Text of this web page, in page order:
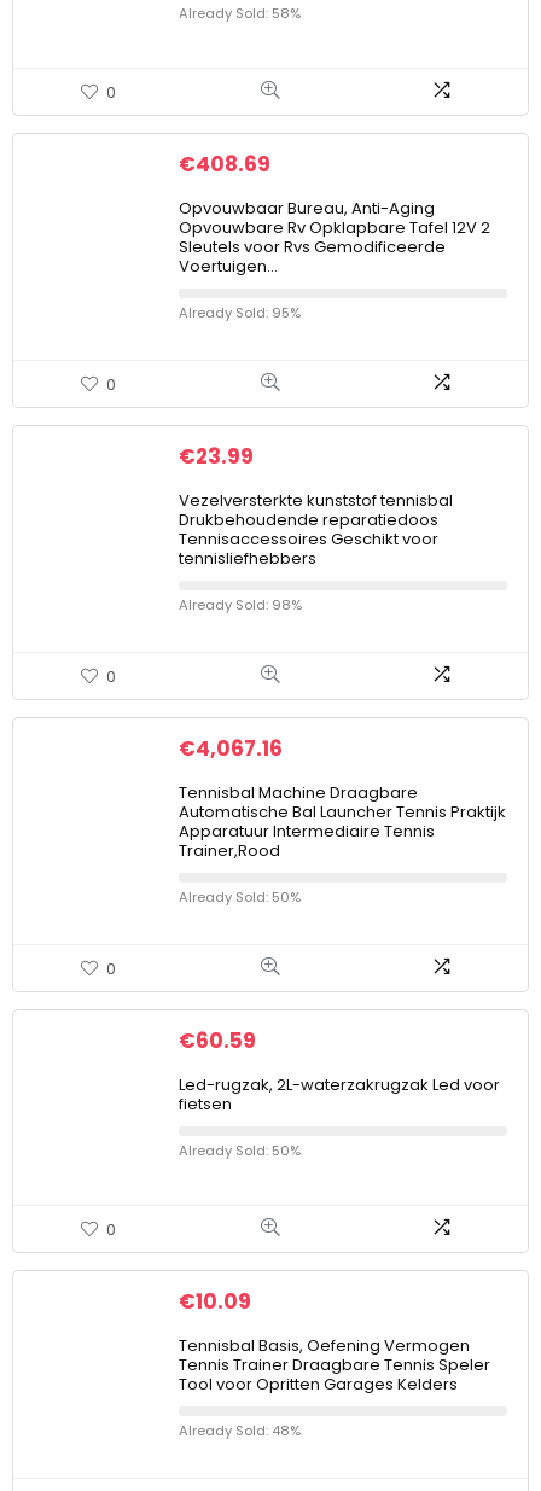
Already Sold: 58%
0
€408.69
Opvouwbaar Bureau, Anti-Aging
Opvouwbare Rv Opklapbare Tafel 12V 2
Sleutels voor Rvs Gemodificeerde
Voertuigen…
Already Sold: 95%
0
€23.99
Vezelversterkte kunststof tennisbal
Drukbehoudende reparatiedoos
Tennisaccessoires Geschikt voor
tennisliefhebbers
Already Sold: 98%
0
€4,067.16
Tennisbal Machine Draagbare
Automatische Bal Launcher Tennis Praktijk
Apparatuur Intermediaire Tennis
Trainer,Rood
Already Sold: 50%
0
€60.59
Led-rugzak, 2L-waterzakrugzak Led voor
fietsen
Already Sold: 50%
0
€10.09
Tennisbal Basis, Oefening Vermogen
Tennis Trainer Draagbare Tennis Speler
Tool voor Opritten Garages Kelders
Already Sold: 48%